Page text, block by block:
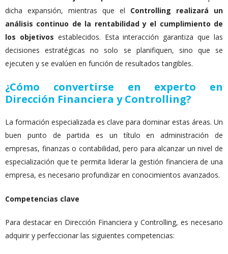
dicha expansión, mientras que el Controlling realizará un
análisis continuo de la rentabilidad y el cumplimiento de
los objetivos establecidos. Esta interacción garantiza que las
decisiones estratégicas no solo se planifiquen, sino que se
ejecuten y se evalúen en función de resultados tangibles.
¿Cómo convertirse en experto en
Dirección Financiera y Controlling?
La formación especializada es clave para dominar estas áreas. Un
buen punto de partida es un título en administración de
empresas, finanzas o contabilidad, pero para alcanzar un nivel de
especialización que te permita liderar la gestión financiera de una
empresa, es necesario profundizar en conocimientos avanzados.
Competencias clave
Para destacar en Dirección Financiera y Controlling, es necesario
adquirir y perfeccionar las siguientes competencias: